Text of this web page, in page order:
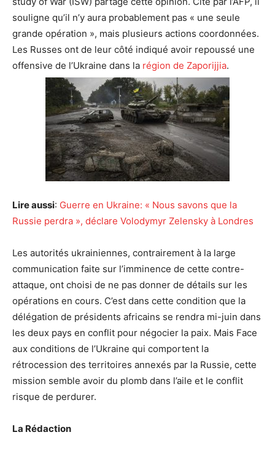
souligne qu’il n’y aura probablement pas « une seule
grande opération », mais plusieurs actions coordonnées.
Les Russes ont de leur côté indiqué avoir repoussé une
offensive de l’Ukraine dans la région de Zaporijjia.
Lire aussi: Guerre en Ukraine: « Nous savons que la
Russie perdra », déclare Volodymyr Zelensky à Londres
Les autorités ukrainiennes, contrairement à la large
communication faite sur l’imminence de cette contre-
attaque, ont choisi de ne pas donner de détails sur les
opérations en cours. C’est dans cette condition que la
délégation de présidents africains se rendra mi-juin dans
les deux pays en conflit pour négocier la paix. Mais Face
aux conditions de l’Ukraine qui comportent la
rétrocession des territoires annexés par la Russie, cette
mission semble avoir du plomb dans l’aile et le conflit
risque de perdurer.
La Rédaction